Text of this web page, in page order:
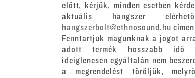
előtt, kérjük, minden esetben
aktuális hangszer
hangszerbolt@ethnosound.hu
Fenntartjuk magunknak a jogot
adott termék hosszabb idő
ideiglenesen egyáltalán nem
a megrendelést töröljük,